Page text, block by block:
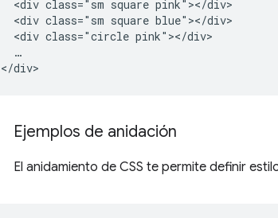
  <div class="sm square pink"></div>
  <div class="sm square blue"></div>
  <div class="circle pink"></div>
  …
Ejemplos de anidación
El anidamiento de CSS te permite definir